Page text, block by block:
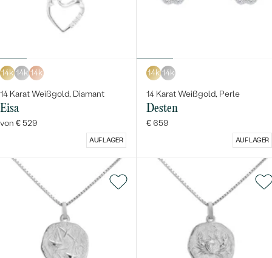
14k 14k 14k
14 Karat Weißgold, Diamant
Eisa
von € 529
AUF LAGER
14k 14k
14 Karat Weißgold, Perle
Desten
€ 659
AUF LAGER